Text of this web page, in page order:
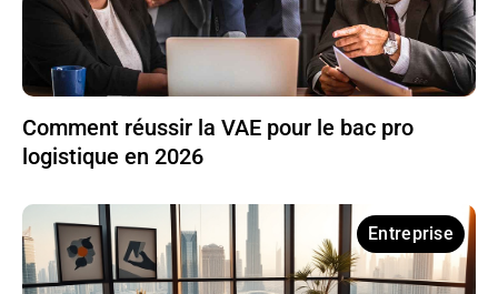
Comment réussir la VAE pour le bac pro
logistique en 2026
Entreprise